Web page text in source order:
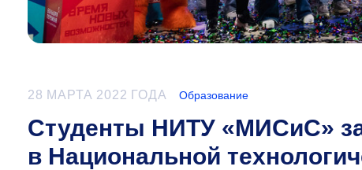
28 МАРТА 2022 ГОДА Образование
Студенты НИТУ «МИСиС»
в Национальной